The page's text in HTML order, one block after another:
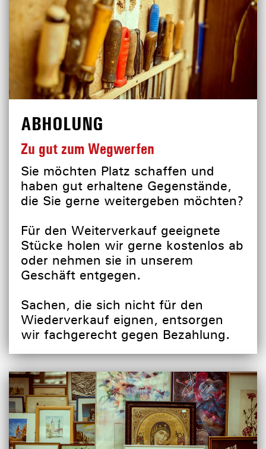
ABHOLUNG
Zu gut zum Wegwerfen
Sie möchten Platz schaffen und
haben gut erhaltene Gegenstände,
die Sie gerne weitergeben möchten?
Für den Weiterverkauf geeignete
Stücke holen wir gerne kostenlos ab
oder nehmen sie in unserem
Geschäft entgegen.
Sachen, die sich nicht für den
Wiederverkauf eignen, entsorgen
wir fachgerecht gegen Bezahlung.